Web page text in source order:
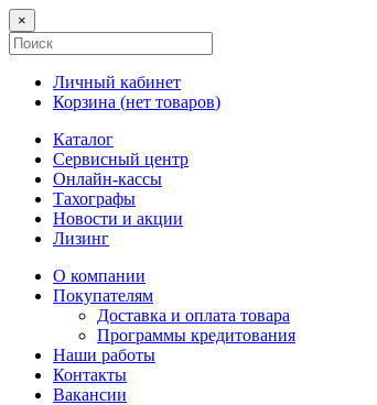
×
Личный кабинет
Корзина (нет товаров)
Каталог
Сервисный центр
Онлайн-кассы
Тахографы
Новости и акции
Лизинг
О компании
Покупателям
Доставка и оплата товара
Программы кредитования
Наши работы
Контакты
Вакансии